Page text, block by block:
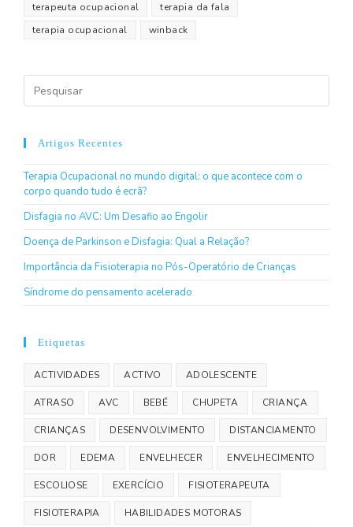
terapeuta ocupacional
terapia da fala
terapia ocupacional
winback
Artigos Recentes
Terapia Ocupacional no mundo digital: o que acontece com o
corpo quando tudo é ecrã?
Disfagia no AVC: Um Desafio ao Engolir
Doença de Parkinson e Disfagia: Qual a Relação?
Importância da Fisioterapia no Pós-Operatório de Crianças
Síndrome do pensamento acelerado
Etiquetas
ACTIVIDADES ACTIVO ADOLESCENTE
ATRASO AVC BEBÉ CHUPETA CRIANÇA
CRIANÇAS DESENVOLVIMENTO DISTANCIAMENTO
DOR EDEMA ENVELHECER ENVELHECIMENTO
ESCOLIOSE EXERCÍCIO FISIOTERAPEUTA
FISIOTERAPIA HABILIDADES MOTORAS